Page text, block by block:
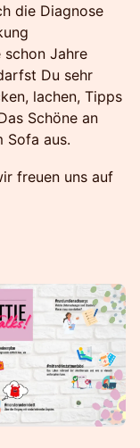
die Diagnose
Jahre
Du sehr
lachen, Tipps
Schöne an
Sofa aus.
freuen uns auf